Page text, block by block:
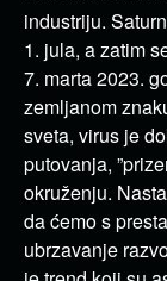
industriju.
1. jula, a zatim
7. marta 2023.
zemljanom
sveta, virus je
putovanja,
okruženju.
da ćemo s
ubrzavanje